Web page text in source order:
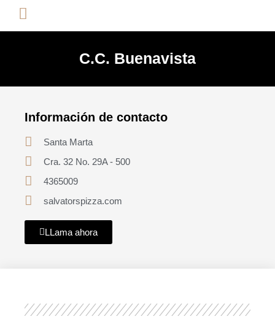
C.C. Buenavista
Información de contacto
Santa Marta
Cra. 32 No. 29A - 500
4365009
salvatorspizza.com
LLama ahora